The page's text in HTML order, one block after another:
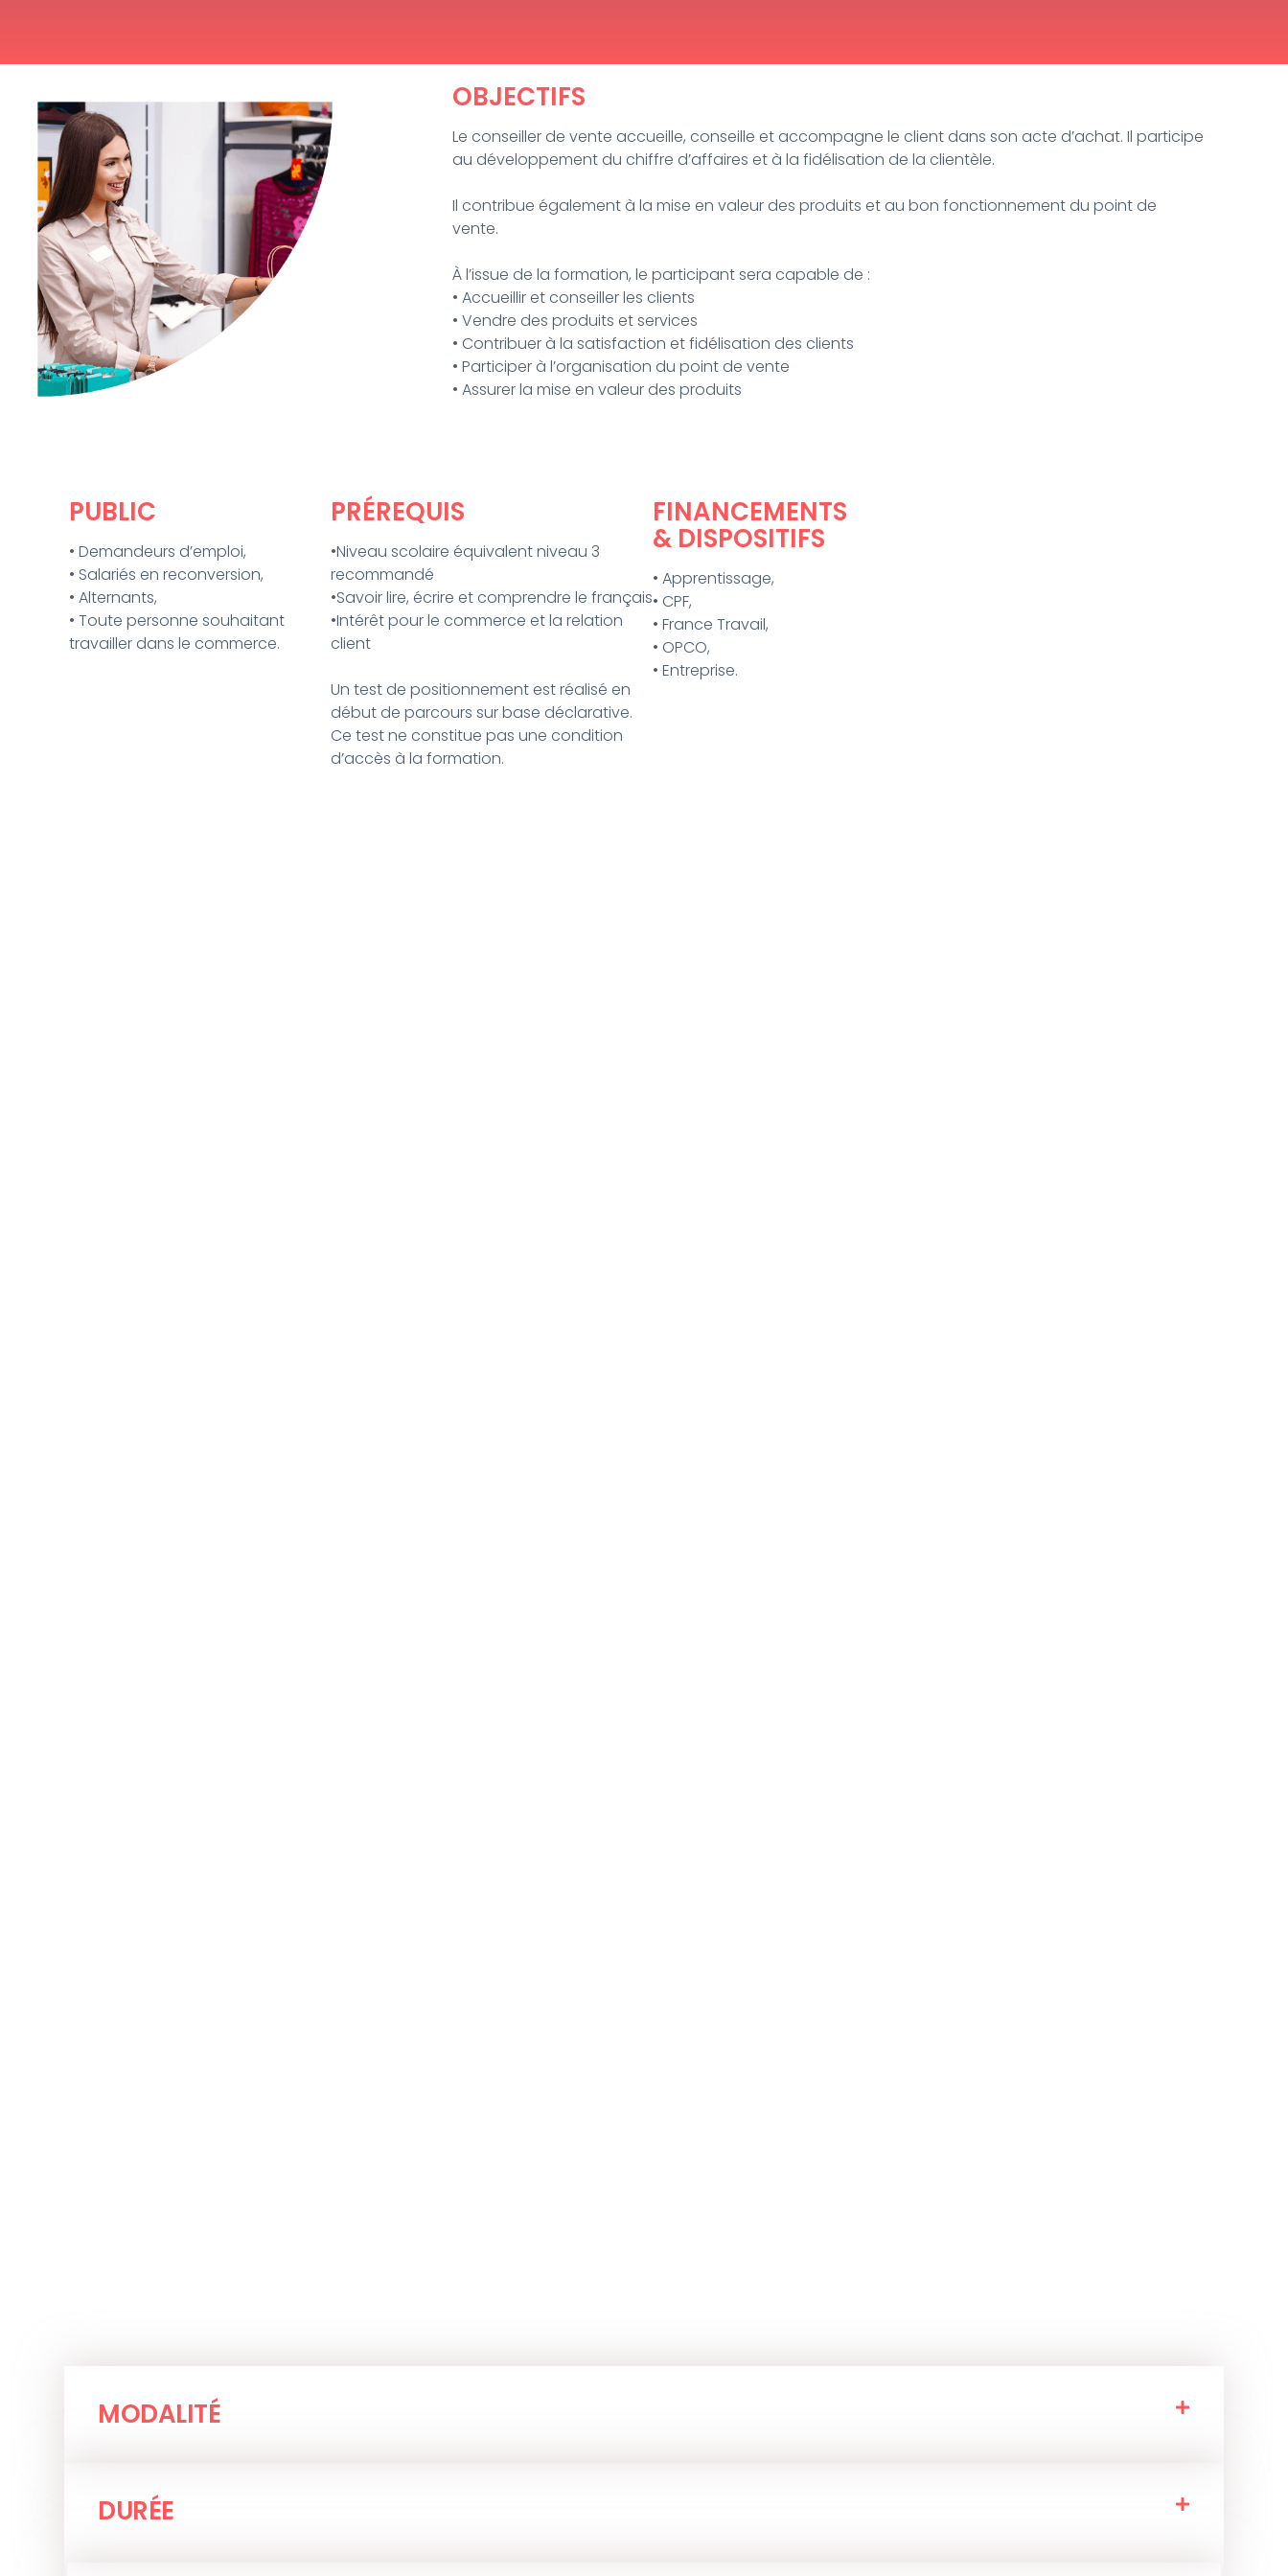
OBJECTIFS
Le conseiller de vente accueille, conseille et accompagne le client dans son acte d’achat. Il participe
au développement du chiffre d’affaires et à la fidélisation de la clientèle.
Il contribue également à la mise en valeur des produits et au bon fonctionnement du point de
vente.
À l’issue de la formation, le participant sera capable de :
• Accueillir et conseiller les clients
• Vendre des produits et services
• Contribuer à la satisfaction et fidélisation des clients
• Participer à l’organisation du point de vente
• Assurer la mise en valeur des produits
PUBLIC
• Demandeurs d’emploi,
• Salariés en reconversion,
• Alternants,
• Toute personne souhaitant
travailler dans le commerce.
PRÉREQUIS
•Niveau scolaire équivalent niveau 3
recommandé
•Savoir lire, écrire et comprendre le français
•Intérêt pour le commerce et la relation
client
Un test de positionnement est réalisé en
début de parcours sur base déclarative.
Ce test ne constitue pas une condition
d’accès à la formation.
FINANCEMENTS
& DISPOSITIFS
• Apprentissage,
• CPF,
• France Travail,
• OPCO,
• Entreprise.
MODALITÉ
DURÉE